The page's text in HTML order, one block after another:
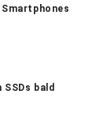
bald